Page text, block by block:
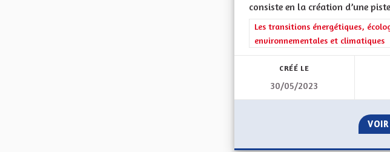
consiste en la création d’une
Filtrer les résultats de la catégorie
Les transitions énergétiques,
environnementales et climatiques
CRÉÉ LE
30/05/2023